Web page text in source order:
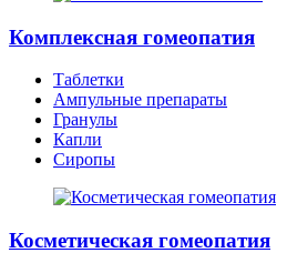
Комплексная гомеопатия
Таблетки
Ампульные препараты
Гранулы
Капли
Сиропы
Косметическая гомеопатия